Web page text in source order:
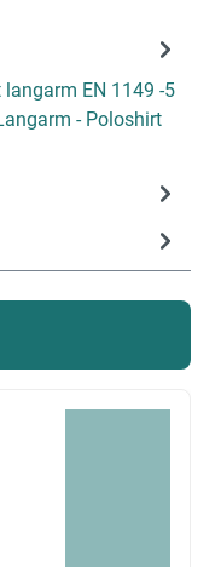
EN 1149 -5
- Poloshirt